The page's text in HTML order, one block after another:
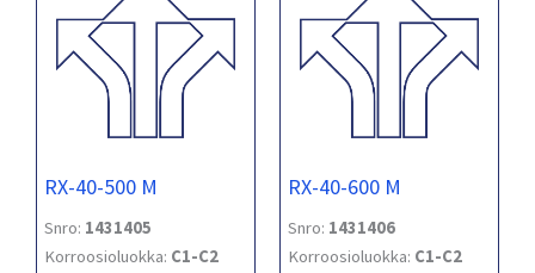
RX-40-500 M
Snro: 1431405
Korroosioluokka: C1-C2
RX-40-600 M
Snro: 1431406
Korroosioluokka: C1-C2